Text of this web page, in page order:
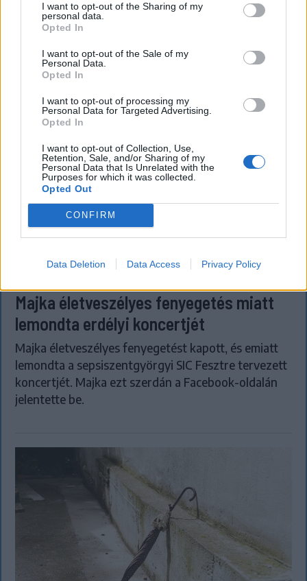
I want to opt-out of the Sharing of my
personal data.
Opted In
I want to opt-out of the Sale of my
Personal Data.
Opted In
I want to opt-out of processing my
Personal Data for Targeted Advertising.
Opted In
I want to opt-out of Collection, Use,
Retention, Sale, and/or Sharing of my
Personal Data that Is Unrelated with the
Purposes for which it was collected.
Opted Out
CONFIRM
Data Deletion Data Access Privacy Policy
Majka életveszélyes fenyegetés miatt
lemondta erdélyi koncertjét
Majka életveszélyes fenyegetést kapott, és emiatt
lemondta a sepsiszentgyörgyi SIC Fesztre tervezett
koncertjét. Majka ezt szerdán a Facebook-oldalán
jelentette be.